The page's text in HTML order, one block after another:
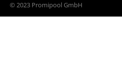
© 2023 Promipool GmbH